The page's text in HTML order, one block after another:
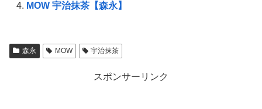
MOW 宇治抹茶【森永】
森永 MOW 宇治抹茶
スポンサーリンク